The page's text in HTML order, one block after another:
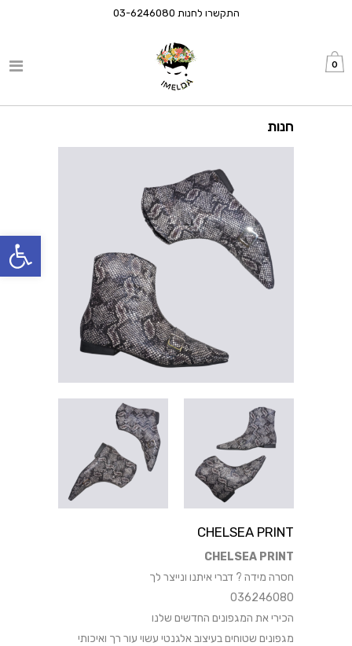
פתח
התקשרו לחנות 03-6246080
0
חנות
CHELSEA PRINT
CHELSEA PRINT
חסרה מידה ? דברי איתנו ונייצר לך
036246080
הכירי את המגפונים החדשים שלנו
מגפונים שטוחים בעיצוב אלגנטי עשוי עור רך ואיכותי